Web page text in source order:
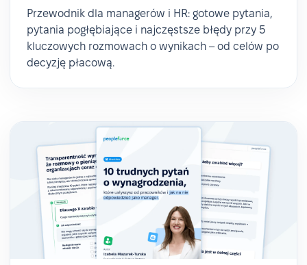
Przewodnik dla managerów i HR: gotowe pytania,
pytania pogłębiające i najczęstsze błędy przy 5
kluczowych rozmowach o wynikach – od celów po
decyzję płacową.